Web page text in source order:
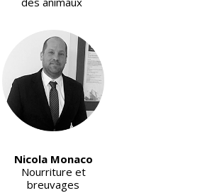
Nicola Monaco
Nourriture et
breuvages